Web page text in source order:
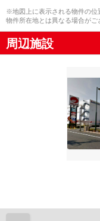
※地図上に表示される物件の位
物件所在地とは異なる場合がご
周辺施設